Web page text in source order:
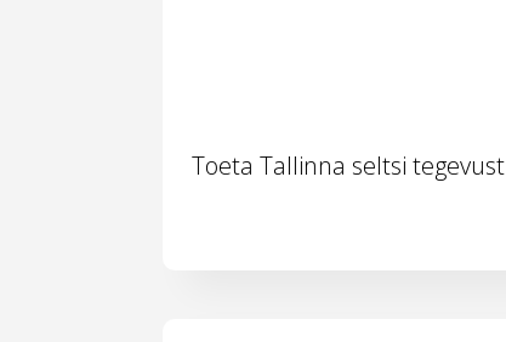
Toeta Tallinna seltsi tegevust